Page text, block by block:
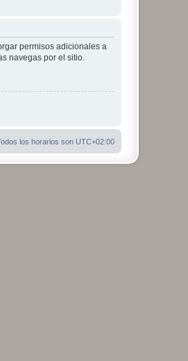
permisos adicionales a
navegas por el sitio.
los horarios son UTC+02:00